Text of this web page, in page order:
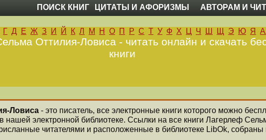
ПОИСК КНИГ ЦИТАТЫ И АФОРИЗМЫ АВТОРАМ И
Г Д Е Ж З И Й К Л М Н О П Р С Т У Ф Х Ц Ч Ш Щ Э Ю Я
Оттилия-Ловиса - читать онлайн и скачать
книги
Ловиса - это писатель, все электронные книги которого можно
нашей электронной библиотеке. Ссылки на все книги Лагерлеф
читателями и расположенные в библиотеке LibOk, собраны